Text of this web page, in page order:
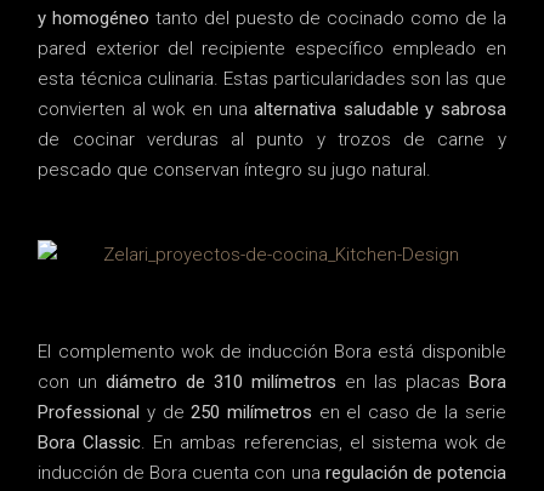
y homogéneo tanto del puesto de cocinado como de la
pared exterior del recipiente específico empleado en
esta técnica culinaria. Estas particularidades son las que
convierten al wok en una alternativa saludable y sabrosa
de cocinar verduras al punto y trozos de carne y
pescado que conservan íntegro su jugo natural.
El complemento wok de inducción Bora está disponible
con undiámetro de 310 milímetros en las placas Bora
Professional y de250 milímetros en el caso de la serie
Bora Classic. En ambas referencias, el sistema wok de
inducción de Bora cuenta con una regulación de potencia